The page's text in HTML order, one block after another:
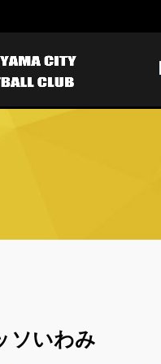
ソいわみ